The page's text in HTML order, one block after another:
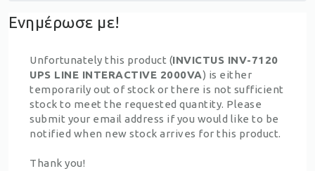
Ενημέρωσε με!
Unfortunately this product (INVICTUS INV-7120
UPS LINE INTERACTIVE 2000VA) is either
temporarily out of stock or there is not sufficient
stock to meet the requested quantity. Please
submit your email address if you would like to be
notified when new stock arrives for this product.
Thank you!